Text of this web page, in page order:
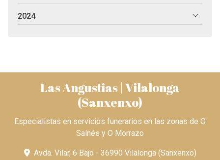
2024
Las Angustias | Vilalonga
(Sanxenxo)
Especialistas en servicios funerarios en las zonas de O
Salnés y O Morrazo
Avda. Vilar, 6 Bajo - 36990 Vilalonga (Sanxenxo)